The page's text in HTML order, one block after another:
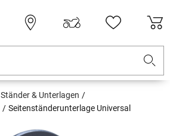
Ständer & Unterlagen
Seitenständerunterlage Universal